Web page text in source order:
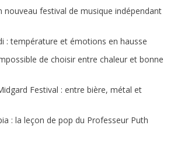
nouveau festival de musique indépendant
: température et émotions en hausse
de choisir entre chaleur et bonne
Festival : entre bière, métal et
: la leçon de pop du Professeur Puth